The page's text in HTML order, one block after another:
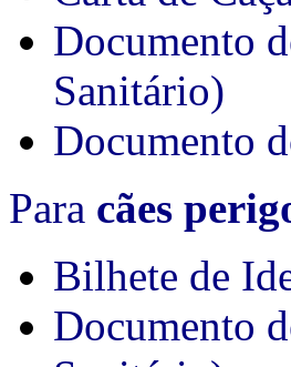
Documento
Sanitário)
Documento
Para cães
Bilhete de
Documento